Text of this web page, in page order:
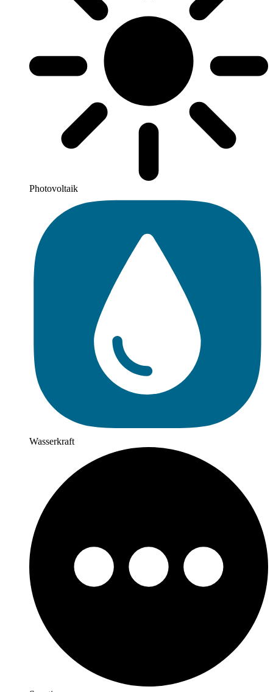
Photovoltaik
Wasserkraft